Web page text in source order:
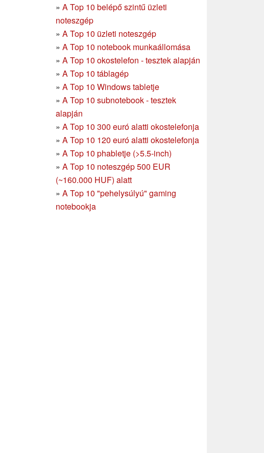
» A Top 10 belépő szintű üzleti
noteszgép
» A Top 10 üzleti noteszgép
» A Top 10 notebook munkaállomása
» A Top 10 okostelefon - tesztek alapján
» A Top 10 táblagép
» A Top 10 Windows tabletje
» A Top 10 subnotebook - tesztek
alapján
» A Top 10 300 euró alatti okostelefonja
» A Top 10 120 euró alatti okostelefonja
» A Top 10 phabletje (>5.5-inch)
» A Top 10 noteszgép 500 EUR
(~160.000 HUF) alatt
» A Top 10 "pehelysúlyú" gaming
notebookja